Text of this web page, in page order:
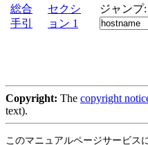
総合
手引
セクシ
ョン 1
ジャンプ:
Copyright: The copyright
text).
このマニュアルページサービス